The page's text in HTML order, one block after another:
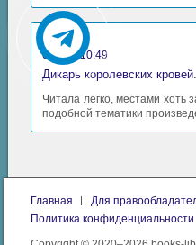
Аида
06 май 10:49
Читала легко, местами хоть
подобной тематики
Главная
Для
Политика конфиденциальности